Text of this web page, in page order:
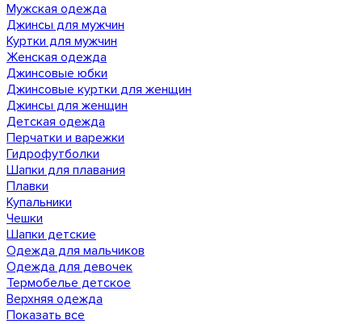
Мужская одежда
Джинсы для мужчин
Куртки для мужчин
Женская одежда
Джинсовые юбки
Джинсовые куртки для женщин
Джинсы для женщин
Детская одежда
Перчатки и варежки
Гидрофутболки
Шапки для плавания
Плавки
Купальники
Чешки
Шапки детские
Одежда для мальчиков
Одежда для девочек
Термобелье детское
Верхняя одежда
Показать все